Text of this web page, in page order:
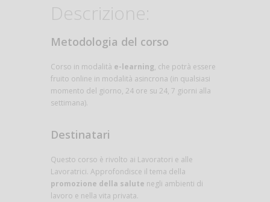
Descrizione:
Metodologia del corso
Corso in modalità e-learning, che potrà essere
fruito online in modalità asincrona (in qualsiasi
momento del giorno, 24 ore su 24, 7 giorni alla
settimana).
Destinatari
Questo corso è rivolto ai Lavoratori e alle
Lavoratrici. Approfondisce il tema della
promozione della salute negli ambienti di
lavoro e nella vita privata.